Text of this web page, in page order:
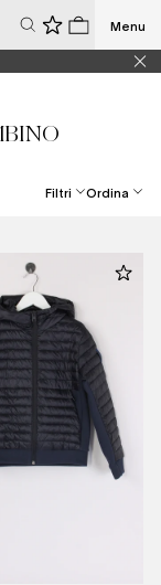
0 0
Menu
Filtri Ordina